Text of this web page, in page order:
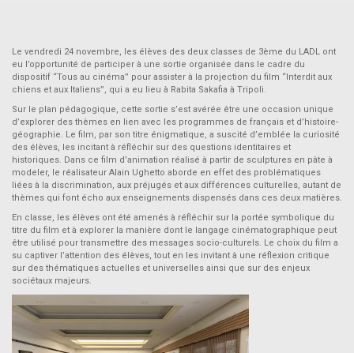
Le vendredi 24 novembre, les élèves des deux classes de 3ème du LADL ont
eu l’opportunité de participer à une sortie organisée dans le cadre du
dispositif “Tous au cinéma” pour assister à la projection du film “Interdit aux
chiens et aux Italiens”, qui a eu lieu à Rabita Sakafia à Tripoli.
Sur le plan pédagogique, cette sortie s’est avérée être une occasion unique
d’explorer des thèmes en lien avec les programmes de français et d’histoire-
géographie. Le film, par son titre énigmatique, a suscité d’emblée la curiosité
des élèves, les incitant à réfléchir sur des questions identitaires et
historiques. Dans ce film d’animation réalisé à partir de sculptures en pâte à
modeler, le réalisateur Alain Ughetto aborde en effet des problématiques
liées à la discrimination, aux préjugés et aux différences culturelles, autant de
thèmes qui font écho aux enseignements dispensés dans ces deux matières.
En classe, les élèves ont été amenés à réfléchir sur la portée symbolique du
titre du film et à explorer la manière dont le langage cinématographique peut
être utilisé pour transmettre des messages socio-culturels. Le choix du film a
su captiver l’attention des élèves, tout en les invitant à une réflexion critique
sur des thématiques actuelles et universelles ainsi que sur des enjeux
sociétaux majeurs.